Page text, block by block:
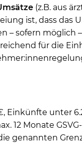
(z.B. aus
ist, dass
– sofern möglich
für die
Einkünfte unter
12 Monate
genannten